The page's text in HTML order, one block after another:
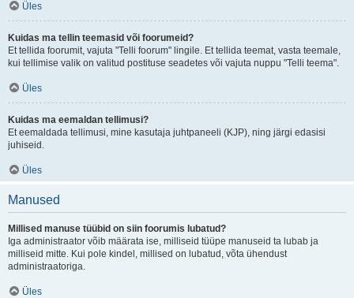
Üles
Kuidas ma tellin teemasid või foorumeid?
Et tellida foorumit, vajuta "Telli foorum" lingile. Et tellida teemat, vasta teemale,
kui tellimise valik on valitud postituse seadetes või vajuta nuppu "Telli teema".
Üles
Kuidas ma eemaldan tellimusi?
Et eemaldada tellimusi, mine kasutaja juhtpaneeli (KJP), ning järgi edasisi
juhiseid.
Üles
Manused
Millised manuse tüübid on siin foorumis lubatud?
Iga administraator võib määrata ise, milliseid tüüpe manuseid ta lubab ja
milliseid mitte. Kui pole kindel, millised on lubatud, võta ühendust
administraatoriga.
Üles